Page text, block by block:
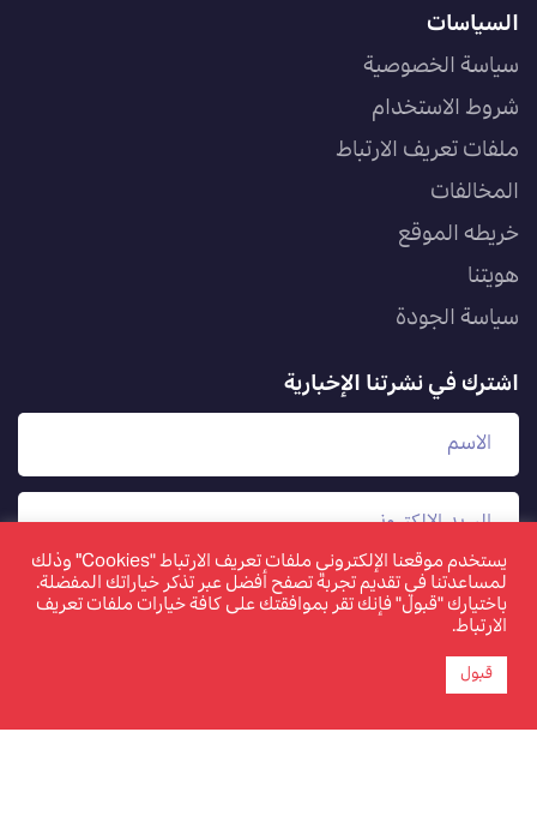
السياسات
سياسة الخصوصية
شروط الاستخدام
ملفات تعريف الارتباط
المخالفات
خريطه الموقع
هويتنا
سياسة الجودة
اشترك في نشرتنا الإخبارية
يستخدم موقعنا الإلكتروني ملفات تعريف الارتباط "Cookies" وذلك
لمساعدتنا في تقديم تجربة تصفح أفضل عبر تذكر خياراتك المفضلة.
باختيارك "قبول" فإنك تقر بموافقتك على كافة خيارات ملفات تعريف
الارتباط.
قبول